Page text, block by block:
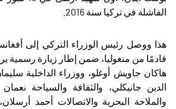
الفاشلة في تركيا سنة 2016.
هذا ووصل رئيس الوزراء التركي إلى
قادمًا من منغوليا، ضمن إطار زيارة رسمية
هاكان جاويش أوغلو، ووزراء الداخلية
الدين جانيكلي، والثقافة والسياحة
والملاحة البحرية والاتصالات أحمد